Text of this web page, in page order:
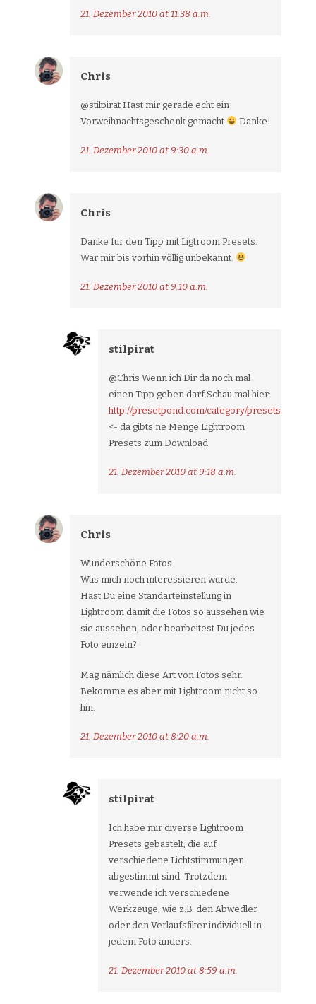
21. Dezember 2010 at 11:38 a.m.
Chris
@stilpirat Hast mir gerade echt ein
Vorweihnachtsgeschenk gemacht
Danke!
21. Dezember 2010 at 9:30 a.m.
Chris
Danke für den Tipp mit Ligtroom Presets.
War mir bis vorhin völlig unbekannt.
21. Dezember 2010 at 9:10 a.m.
stilpirat
@Chris Wenn ich Dir da noch mal
einen Tipp geben darf.Schau mal hier:
http://presetpond.com/category/presets/
<- da gibts ne Menge Lightroom
Presets zum Download
21. Dezember 2010 at 9:18 a.m.
Chris
Wunderschöne Fotos.
Was mich noch interessieren würde.
Hast Du eine Standarteinstellung in
Lightroom damit die Fotos so aussehen wie
sie aussehen, oder bearbeitest Du jedes
Foto einzeln?
Mag nämlich diese Art von Fotos sehr.
Bekomme es aber mit Lightroom nicht so
hin.
21. Dezember 2010 at 8:20 a.m.
stilpirat
Ich habe mir diverse Lightroom
Presets gebastelt, die auf
verschiedene Lichtstimmungen
abgestimmt sind. Trotzdem
verwende ich verschiedene
Werkzeuge, wie z.B. den Abwedler
oder den Verlaufsfilter individuell in
jedem Foto anders.
21. Dezember 2010 at 8:59 a.m.